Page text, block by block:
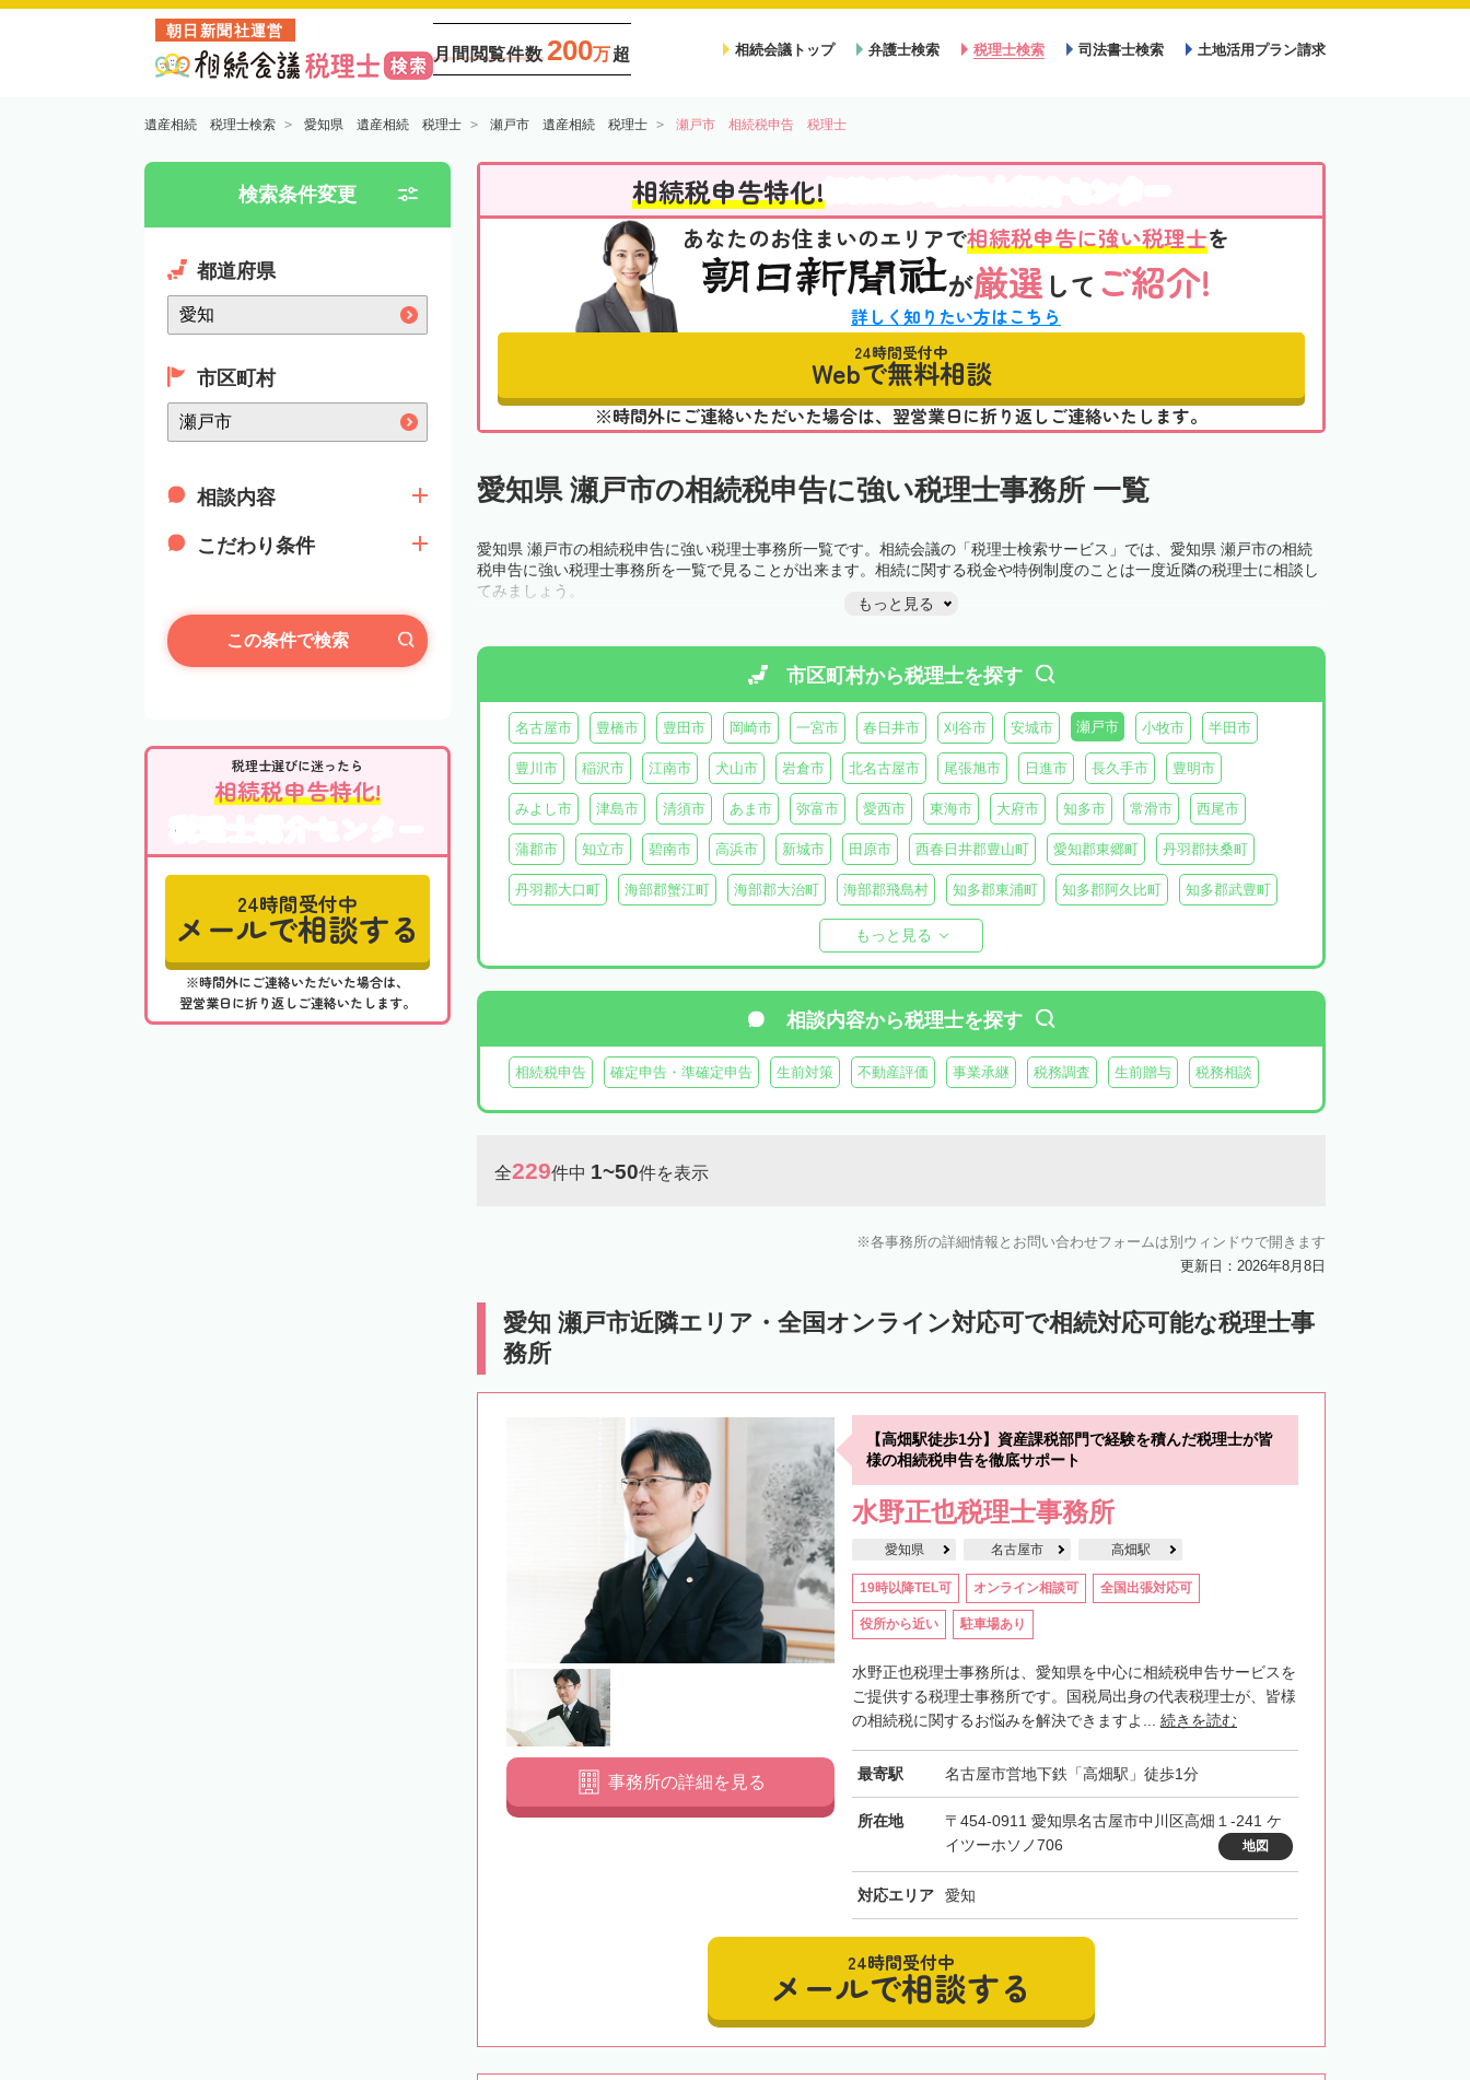
朝日新聞社運営
月間閲覧件数 200万超 相続会議トップ 弁護士検索 税理士検索 司法書士検索 土地活用プラン請求
遺産相続 税理士検索 愛知県 遺産相続 税理士 瀬戸市 遺産相続 税理士 瀬戸市 相続税申告 税理士
検索条件変更
都道府県
市区町村
相談内容
こだわり条件
この条件で検索
税理士選びに迷ったら
相続税申告特化!
税理士紹介センター
24時間受付中
メールで相談する
※時間外にご連絡いただいた場合は、
翌営業日に折り返しご連絡いたします。
相続税申告特化!
あなたのお住まいのエリアで相続税申告に強い税理士を
が厳選 して ご紹介!
詳しく知りたい方はこちら
24時間受付中
Webで無料相談
※時間外にご連絡いただいた場合は、翌営業日に折り返しご連絡いたします。
愛知県 瀬戸市の相続税申告に強い税理士事務所 一覧
愛知県 瀬戸市の相続税申告に強い税理士事務所一覧です。相続会議の「税理士検索サービス」では、愛知県 瀬戸市の相続
税申告に強い税理士事務所を一覧で見ることが出来ます。相続に関する税金や特例制度のことは一度近隣の税理士に相談し
てみましょう。
もっと見る
市区町村から税理士を探す
名古屋市 豊橋市 豊田市 岡崎市 一宮市 春日井市 刈谷市 安城市 瀬戸市 小牧市 半田市
豊川市 稲沢市 江南市 犬山市 岩倉市 北名古屋市 尾張旭市 日進市 長久手市 豊明市
みよし市 津島市 清須市 あま市 弥富市 愛西市 東海市 大府市 知多市 常滑市 西尾市
蒲郡市 知立市 碧南市 高浜市 新城市 田原市 西春日井郡豊山町 愛知郡東郷町 丹羽郡扶桑町
丹羽郡大口町 海部郡蟹江町 海部郡大治町 海部郡飛島村 知多郡東浦町 知多郡阿久比町 知多郡武豊町
北設楽郡設楽町
もっと見る
相談内容から税理士を探す
相続税申告 確定申告・準確定申告 生前対策 不動産評価 事業承継 税務調査 生前贈与 税務相談
全229件中 1~50件を表示
各事務所の詳細情報とお問い合わせフォームは別ウィンドウで開きます
更新日：2026年8月8日
愛知 瀬戸市近隣エリア・全国オンライン対応可で相続対応可能な税理士事
務所
【高畑駅徒歩1分】資産課税部門で経験を積んだ税理士が皆
様の相続税申告を徹底サポート
水野正也税理士事務所
愛知県 名古屋市 高畑駅
19時以降TEL可 オンライン相談可 全国出張対応可
役所から近い 駐車場あり
水野正也税理士事務所は、愛知県を中心に相続税申告サービスを
ご提供する税理士事務所です。国税局出身の代表税理士が、皆様
の相続税に関するお悩みを解決できますよ... 続きを読む
最寄駅 名古屋市営地下鉄「高畑駅」徒歩1分
所在地
〒454-0911 愛知県名古屋市中川区高畑１-241 ケ
イツーホソノ706
地図
対応エリア 愛知
事務所の詳細を見る
24時間受付中
メールで相談する